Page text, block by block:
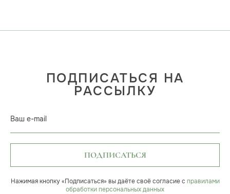
ПОДПИСАТЬСЯ НА
РАССЫЛКУ
Ваш e-mail
ПОДПИСАТЬСЯ
Нажимая кнопку «Подписаться» вы даёте своё согласие с правилами
обработки персональных данных